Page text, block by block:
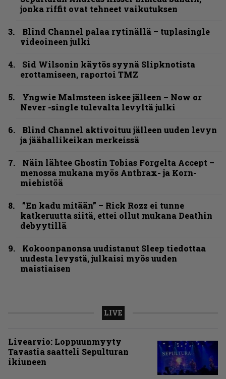
jonka riffit ovat tehneet vaikutuksen
Blind Channel palaa rytinällä – tuplasingle
videoineen julki
Sid Wilsonin käytös syynä Slipknotista
erottamiseen, raportoi TMZ
Yngwie Malmsteen iskee jälleen – Now or
Never -single tulevalta levyltä julki
Blind Channel aktivoituu jälleen uuden levyn
ja jäähallikeikan merkeissä
Näin lähtee Ghostin Tobias Forgelta Accept –
menossa mukana myös Anthrax- ja Korn-
miehistöä
”En kadu mitään” – Rick Rozz ei tunne
katkeruutta siitä, ettei ollut mukana Deathin
debyytillä
Kokoonpanonsa uudistanut Sleep tiedottaa
uudesta levystä, julkaisi myös uuden
maistiaisen
LIVE
Livearvio: Loppuunmyyty
Tavastia saatteli Sepulturan
ikiuneen